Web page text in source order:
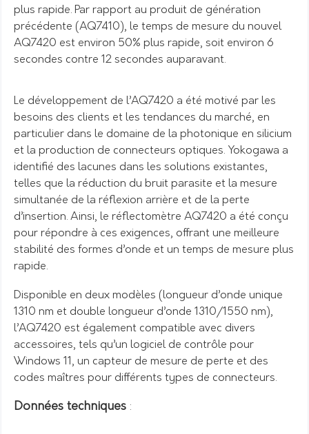
plus rapide. Par rapport au produit de génération
précédente (AQ7410), le temps de mesure du nouvel
AQ7420 est environ 50% plus rapide, soit environ 6
secondes contre 12 secondes auparavant.
Le développement de l’AQ7420 a été motivé par les
besoins des clients et les tendances du marché, en
particulier dans le domaine de la photonique en silicium
et la production de connecteurs optiques. Yokogawa a
identifié des lacunes dans les solutions existantes,
telles que la réduction du bruit parasite et la mesure
simultanée de la réflexion arrière et de la perte
d’insertion. Ainsi, le réflectomètre AQ7420 a été conçu
pour répondre à ces exigences, offrant une meilleure
stabilité des formes d’onde et un temps de mesure plus
rapide.
Disponible en deux modèles (longueur d’onde unique
1310 nm et double longueur d’onde 1310/1550 nm),
l’AQ7420 est également compatible avec divers
accessoires, tels qu’un logiciel de contrôle pour
Windows 11, un capteur de mesure de perte et des
codes maîtres pour différents types de connecteurs.
Données techniques :